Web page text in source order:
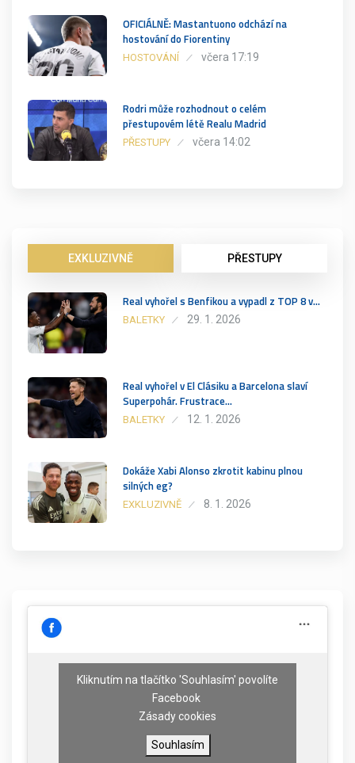
OFICIÁLNĚ: Mastantuono odchází na
hostování do Fiorentiny
HOSTOVÁNÍ včera 17:19
Rodri může rozhodnout o celém
přestupovém létě Realu Madrid
PŘESTUPY včera 14:02
EXKLUZIVNĚ PŘESTUPY
Real vyhořel s Benfikou a vypadl z TOP 8 v…
BALETKY 29. 1. 2026
Real vyhořel v El Clásiku a Barcelona slaví
Superpohár. Frustrace…
BALETKY 12. 1. 2026
Dokáže Xabi Alonso zkrotit kabinu plnou
silných eg?
EXKLUZIVNĚ 8. 1. 2026
Kliknutím na tlačítko 'Souhlasím' povolíte
Facebook
Zásady cookies
Souhlasím